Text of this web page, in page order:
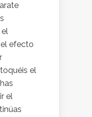
el
efecto
el
el